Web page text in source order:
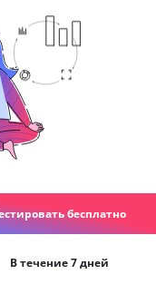
бесплатно
В течение 7 дней